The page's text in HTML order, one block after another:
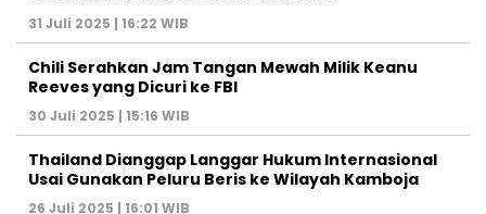
31 Juli 2025 | 16:22 WIB
Chili Serahkan Jam Tangan Mewah Milik Keanu
Reeves yang Dicuri ke FBI
30 Juli 2025 | 15:16 WIB
Thailand Dianggap Langgar Hukum Internasional
Usai Gunakan Peluru Beris ke Wilayah Kamboja
26 Juli 2025 | 16:01 WIB